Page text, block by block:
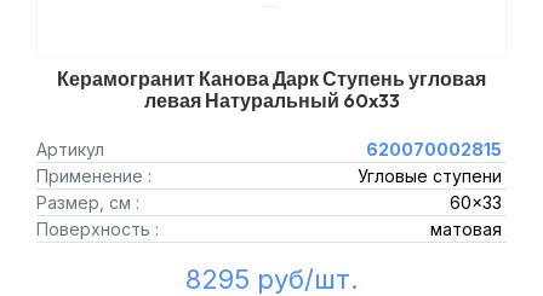
Керамогранит Канова Дарк Ступень угловая
левая Натуральный 60x33
Артикул
620070002815
Применение :
Угловые ступени
Размер, см :
60x33
Поверхность :
матовая
8295 руб/шт.